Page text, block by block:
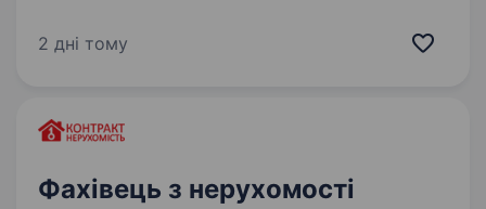
на посаду Помічник Ріелтора (Оператор ПК).
роботи…
2 дні тому
Фахівець з нерухомості